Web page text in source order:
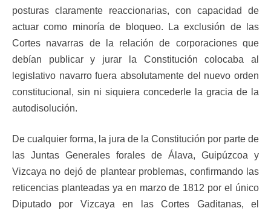
posturas claramente reaccionarias, con capacidad de
actuar como minoría de bloqueo. La exclusión de las
Cortes navarras de la relación de corporaciones que
debían publicar y jurar la Constitución colocaba al
legislativo navarro fuera absolutamente del nuevo orden
constitucional, sin ni siquiera concederle la gracia de la
autodisolución.
De cualquier forma, la jura de la Constitución por parte de
las Juntas Generales forales de Álava, Guipúzcoa y
Vizcaya no dejó de plantear problemas, confirmando las
reticencias planteadas ya en marzo de 1812 por el único
Diputado por Vizcaya en las Cortes Gaditanas, el